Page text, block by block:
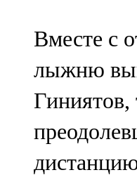
Яр Чаллы
105,5 FM
Вместе с
лыжню